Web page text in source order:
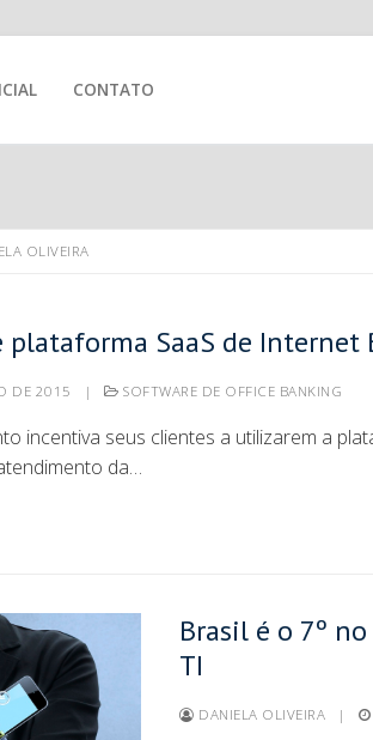
CONTATO
OLIVEIRA
plataforma SaaS de Internet
DE 2015 | SOFTWARE DE OFFICE BANKING
incentiva seus clientes a utilizarem a
da…
Brasil é o 7º
TI
DANIELA OLIVEIRA |